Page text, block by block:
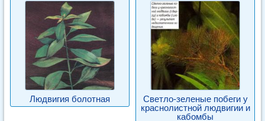
Людвигия болотная
Светло-зеленые побеги у
краснолистной людвигии и
кабомбы